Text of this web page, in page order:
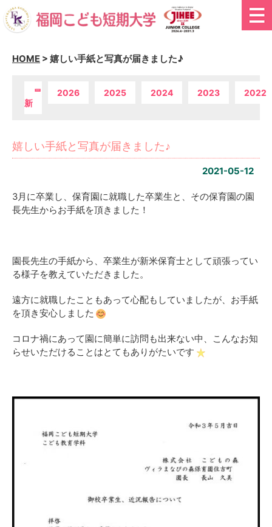
HOME > 嬉しい手紙と写真が届きました♪
最
新
2026 2025 2024 2023 2022
嬉しい手紙と写真が届きました♪
2021-05-12
3月に卒業し、保育園に就職した卒業生と、その保育園の園
長先生からお手紙を頂きました！
園長先生の手紙から、卒業生が新米保育士として頑張ってい
る様子を教えていただきました。
遠方に就職したこともあって心配もしていましたが、お手紙
を頂き安心しました
コロナ禍にあって園に簡単に訪問も出来ない中、こんなお知
らせいただけることはとてもありがたいです